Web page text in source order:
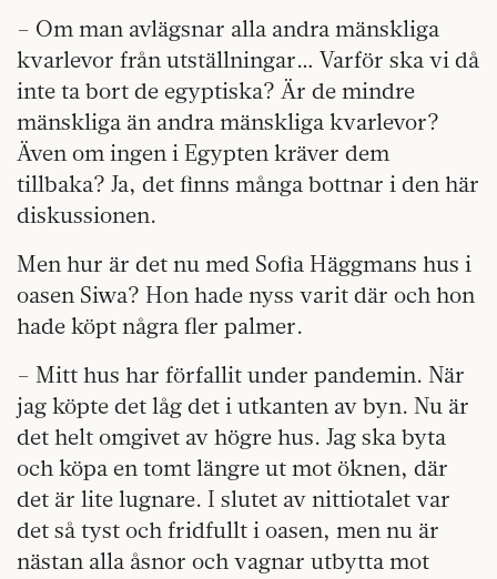
– Om man avlägsnar alla andra mänskliga
kvarlevor från utställningar… Varför ska vi då
inte ta bort de egyptiska? Är de mindre
mänskliga än andra mänskliga kvarlevor?
Även om ingen i Egypten kräver dem
tillbaka? Ja, det finns många bottnar i den här
diskussionen.
Men hur är det nu med Sofia Häggmans hus i
oasen Siwa? Hon hade nyss varit där och hon
hade köpt några fler palmer.
– Mitt hus har förfallit under pandemin. När
jag köpte det låg det i utkanten av byn. Nu är
det helt omgivet av högre hus. Jag ska byta
och köpa en tomt längre ut mot öknen, där
det är lite lugnare. I slutet av nittiotalet var
det så tyst och fridfullt i oasen, men nu är
nästan alla åsnor och vagnar utbytta mot